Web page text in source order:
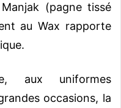
(pagne tissé
au Wax rapporte
aux uniformes
occasions, la